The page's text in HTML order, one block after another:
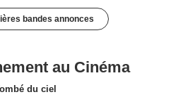
bandes annonces
au Cinéma
du ciel